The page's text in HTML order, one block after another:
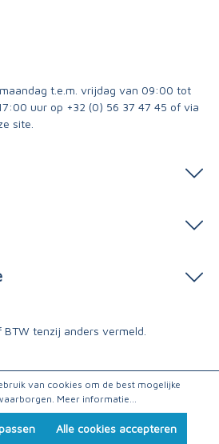
t.e.m. vrijdag van 09:00 tot
uur op +32 (0) 56 37 47 45 of via
site.
tenzij anders vermeld.
van cookies om de best mogelijke
Meer informatie...
Alle cookies accepteren